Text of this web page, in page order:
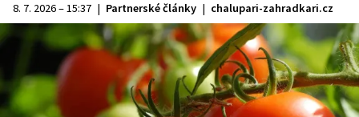
8. 7. 2026 – 15:37 | Partnerské články | chalupari-zahradkari.cz